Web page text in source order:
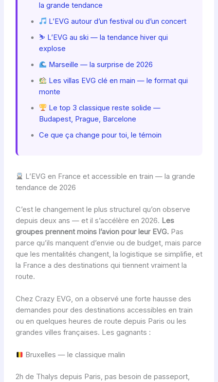
la grande tendance
L’EVG autour d’un festival ou d’un concert
⛷️ L’EVG au ski — la tendance hiver qui
explose
Marseille — la surprise de 2026
Les villas EVG clé en main — le format qui
monte
Le top 3 classique reste solide —
Budapest, Prague, Barcelone
Ce que ça change pour toi, le témoin
L’EVG en France et accessible en train — la grande
tendance de 2026
C’est le changement le plus structurel qu’on observe
depuis deux ans — et il s’accélère en 2026. Les
groupes prennent moins l’avion pour leur EVG.Pas
parce qu’ils manquent d’envie ou de budget, mais parce
que les mentalités changent, la logistique se simplifie, et
la France a des destinations qui tiennent vraiment la
route.
Chez Crazy EVG, on a observé une forte hausse des
demandes pour des destinations accessibles en train
ou en quelques heures de route depuis Paris ou les
grandes villes françaises. Les gagnants :
Bruxelles — le classique malin
2h de Thalys depuis Paris, pas besoin de passeport,